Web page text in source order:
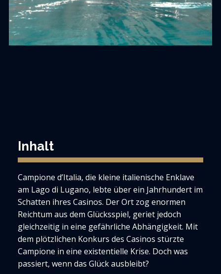
Inhalt
Campione d’Italia, die kleine italienische Enklave
am Lago di Lugano, lebte über ein Jahrhundert im
Schatten ihres Casinos. Der Ort zog enormen
Reichtum aus dem Glücksspiel, geriet jedoch
gleichzeitig in eine gefährliche Abhängigkeit. Mit
dem plötzlichen Konkurs des Casinos stürzte
Campione in eine existentielle Krise. Doch was
passiert, wenn das Glück ausbleibt?